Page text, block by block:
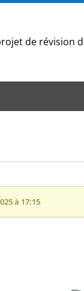
de révision
à 17:15